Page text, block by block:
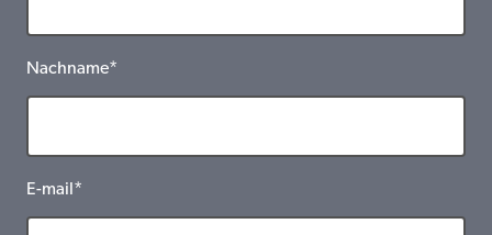
Nachname*
E-mail*